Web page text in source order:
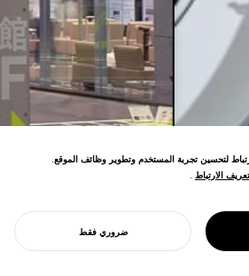
تصميم اللافتات هو هندسة معلومات أساسية توجه
الناس لإدراك وتصفح المساحات.
لتحسين تجربة المستخدم وتطوير وظائف الموقع.
الارتباط
الارتباط .
ضروري فقط